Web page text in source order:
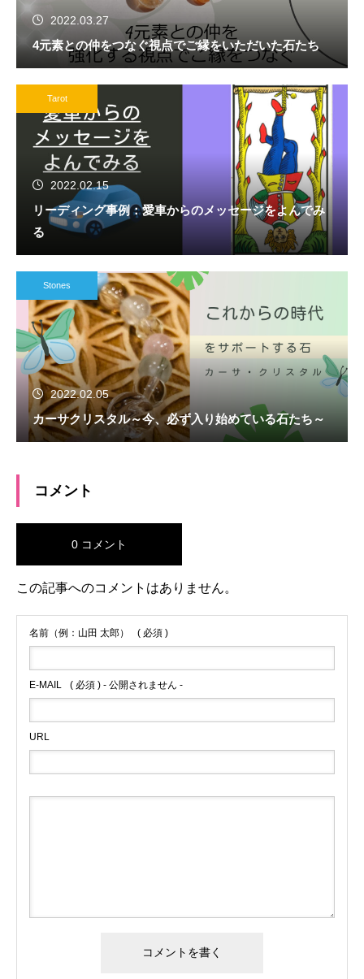
2022.03.27
4元素との仲をつなぐ視点でご縁をいただいた石たち
Tarot
2022.02.15
リーディング事例：愛車からのメッセージをよんでみ
る
Stones
2022.02.05
カーサクリスタル～今、必ず入り始めている石たち～
コメント
0 コメント
この記事へのコメントはありません。
名前（例：山田 太郎） ( 必須 )
E-MAIL ( 必須 ) - 公開されません -
URL